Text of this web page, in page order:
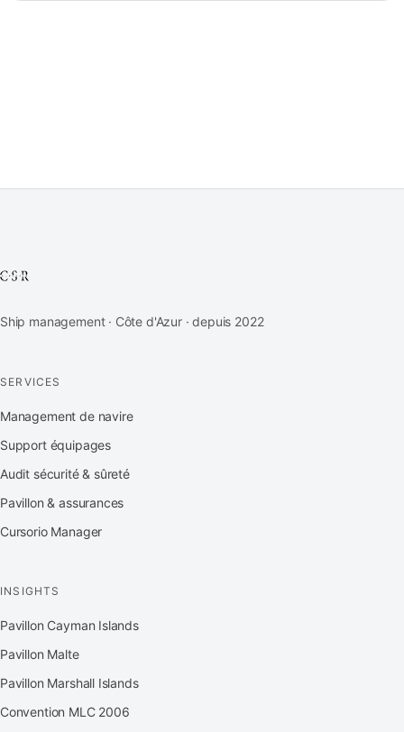
Ship management · Côte d'Azur · depuis 2022
SERVICES
Management de navire
Support équipages
Audit sécurité & sûreté
Pavillon & assurances
Cursorio Manager
INSIGHTS
Pavillon Cayman Islands
Pavillon Malte
Pavillon Marshall Islands
Convention MLC 2006